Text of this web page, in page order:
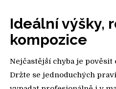
Ideální výšky,
kompozice
Nejčastější chyba je
Držte se jednoduchých